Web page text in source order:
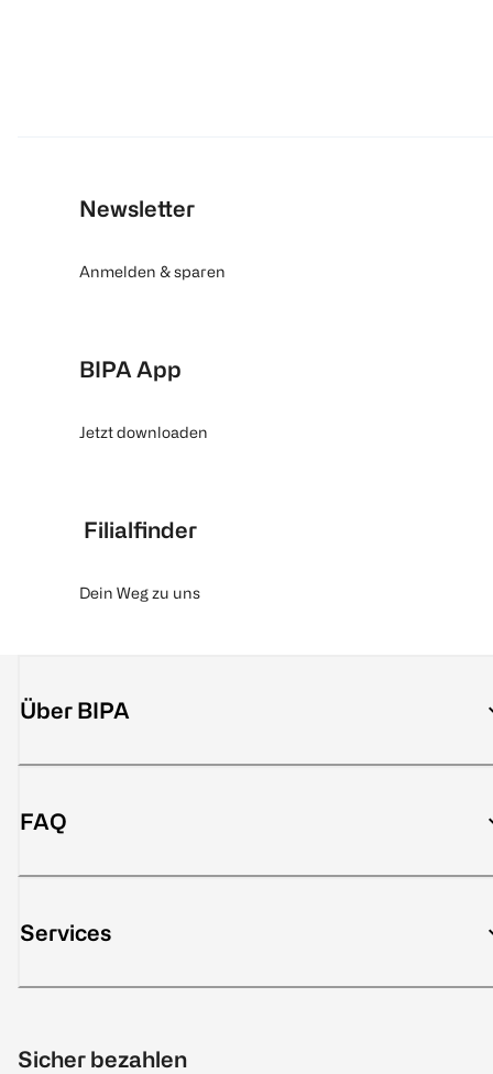
Newsletter
Anmelden & sparen
BIPA App
Jetzt downloaden
Filialfinder
Dein Weg zu uns
Über BIPA
FAQ
Services
Sicher bezahlen